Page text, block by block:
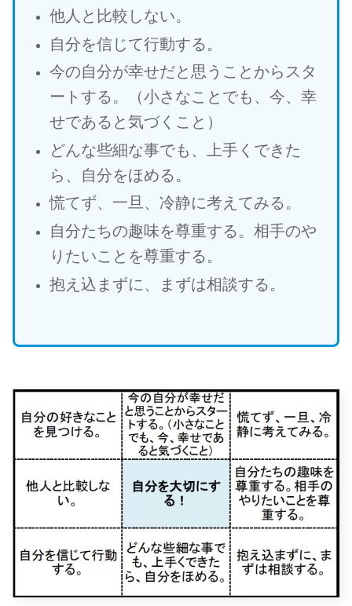
他人と比較しない。
自分を信じて行動する。
今の自分が幸せだと思うことからスタ
ートする。（小さなことでも、今、幸
せであると気づくこと）
どんな些細な事でも、上手くできた
ら、自分をほめる。
慌てず、一旦、冷静に考えてみる。
自分たちの趣味を尊重する。相手のや
りたいことを尊重する。
抱え込まずに、まずは相談する。